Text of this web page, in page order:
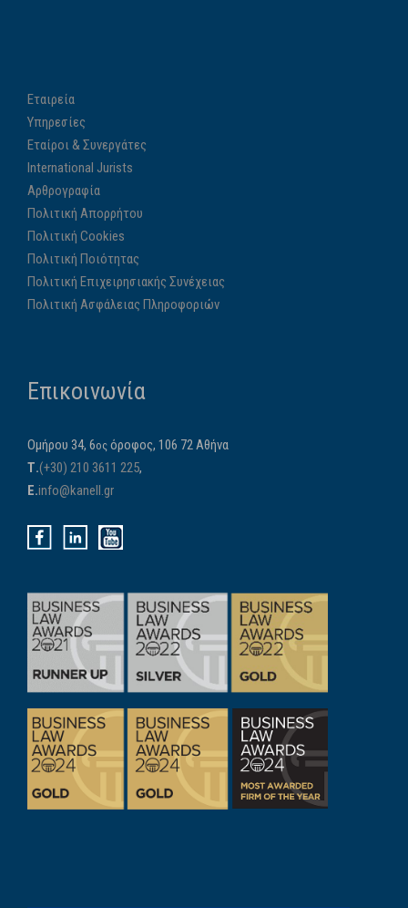
Εταιρεία
Υπηρεσίες
Εταίροι & Συνεργάτες
International Jurists
Αρθρογραφία
Πολιτική Απορρήτου
Πολιτική Cookies
Πολιτική Ποιότητας
Πολιτική Επιχειρησιακής Συνέχειας
Πολιτική Ασφάλειας Πληροφοριών
Επικοινωνία
Ομήρου 34, 6ος όροφος, 106 72 Αθήνα
Τ.(+30) 210 3611 225,
E.info@kanell.gr